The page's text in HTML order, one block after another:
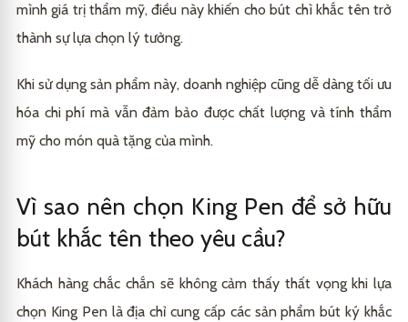
mình giá trị thẩm mỹ, điều này khiến cho bút chì khắc tên trở
thành sự lựa chọn lý tưởng.
Khi sử dụng sản phẩm này, doanh nghiệp cũng dễ dàng tối ưu
hóa chi phí mà vẫn đảm bảo được chất lượng và tính thẩm
mỹ cho món quà tặng của mình.
Vì sao nên chọn King Pen để sở hữu
bút khắc tên theo yêu cầu?
Khách hàng chắc chắn sẽ không cảm thấy thất vọng khi lựa
chọn King Pen là địa chỉ cung cấp các sản phẩm bút ký khắc